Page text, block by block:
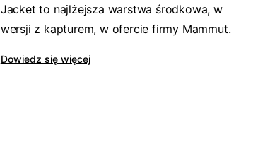
Jacket to najlżejsza warstwa środkowa, w
wersji z kapturem, w ofercie firmy Mammut.
Dowiedz się więcej